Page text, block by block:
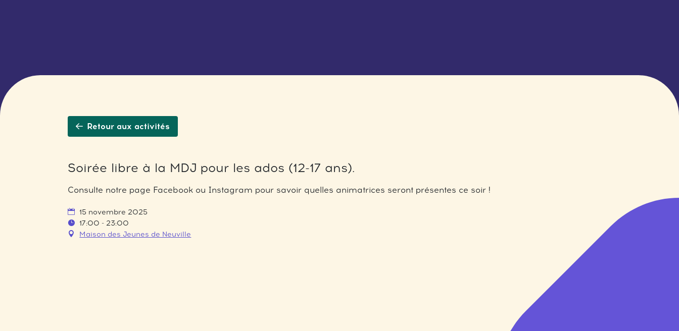
Retour aux activités
Soirée libre à la MDJ pour les ados (12-17 ans).
Consulte notre page Facebook ou Instagram pour savoir quelles animatrices seront présentes ce soir !
15 novembre 2025
17:00 - 23:00
Maison des Jeunes de Neuville